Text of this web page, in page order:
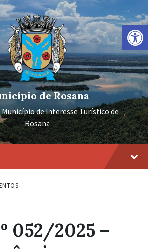
Barra de Ferramentas Aberta
de Rosana
de Interesse Turístico de
Rosana
052/2025 –